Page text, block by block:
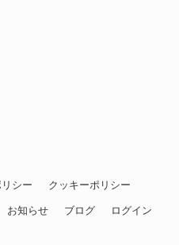
シー クッキーポリシー
お知らせ ブログ ログイン